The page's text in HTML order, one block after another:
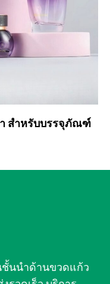
สำหรับบรรจุภัณฑ์
ชั้นนำด้านขวดแก้ว